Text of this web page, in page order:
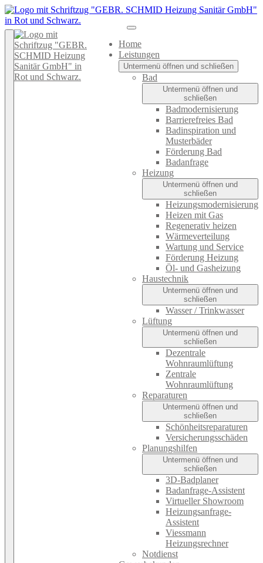
Home
Leistungen
Untermenü öffnen und schließen
Bad
Untermenü öffnen und
schließen
Badmodernisierung
Barrierefreies Bad
Badinspiration und
Musterbäder
Förderung Bad
Badanfrage
Heizung
Untermenü öffnen und
schließen
Heizungsmodernisierung
Heizen mit Gas
Regenerativ heizen
Wärmeverteilung
Wartung und Service
Förderung Heizung
Öl- und Gasheizung
Haustechnik
Untermenü öffnen und
schließen
Wasser / Trinkwasser
Lüftung
Untermenü öffnen und
schließen
Dezentrale
Wohnraumlüftung
Zentrale
Wohnraumlüftung
Reparaturen
Untermenü öffnen und
schließen
Schönheitsreparaturen
Versicherungsschäden
Planungshilfen
Untermenü öffnen und
schließen
3D-Badplaner
Badanfrage-Assistent
Virtueller Showroom
Heizungsanfrage-
Assistent
Viessmann
Heizungsrechner
Notdienst